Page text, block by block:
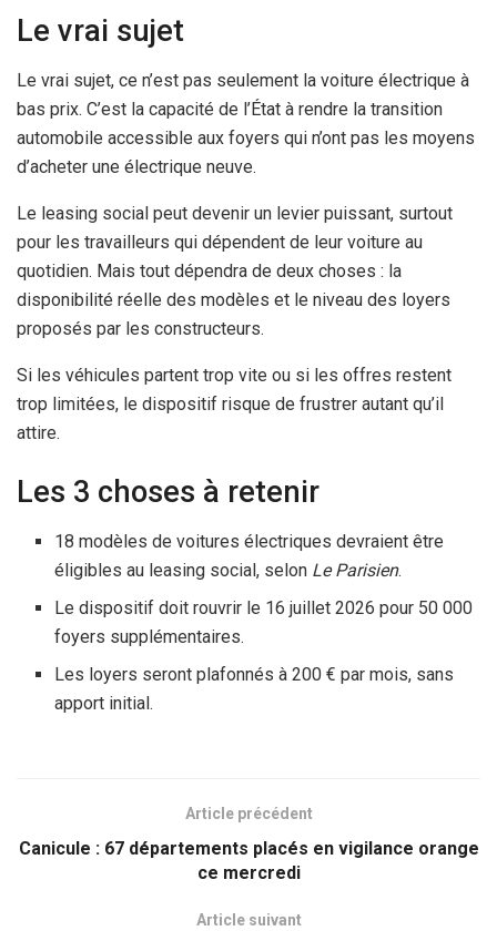
Le vrai sujet
Le vrai sujet, ce n’est pas seulement la voiture électrique à
bas prix. C’est la capacité de l’État à rendre la transition
automobile accessible aux foyers qui n’ont pas les moyens
d’acheter une électrique neuve.
Le leasing social peut devenir un levier puissant, surtout
pour les travailleurs qui dépendent de leur voiture au
quotidien. Mais tout dépendra de deux choses : la
disponibilité réelle des modèles et le niveau des loyers
proposés par les constructeurs.
Si les véhicules partent trop vite ou si les offres restent
trop limitées, le dispositif risque de frustrer autant qu’il
attire.
Les 3 choses à retenir
18 modèles de voitures électriques devraient être
éligibles au leasing social, selon Le Parisien.
Le dispositif doit rouvrir le 16 juillet 2026 pour 50 000
foyers supplémentaires.
Les loyers seront plafonnés à 200 € par mois, sans
apport initial.
Article précédent
Canicule : 67 départements placés en vigilance orange
ce mercredi
Article suivant